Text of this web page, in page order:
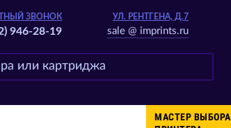
ЗВОНОК
946-28-19
УЛ. РЕНТГЕНА, Д.7
sale @ imprints.ru
МАСТЕР ВЫБОРА